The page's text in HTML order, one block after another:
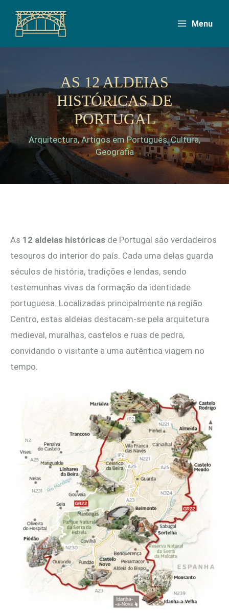
content
Menu
AS 12 ALDEIAS
HISTÓRICAS DE
PORTUGAL
Arquitectura,Artigos em Português,Cultura,
Geografia
As 12 aldeias históricas de Portugal são verdadeiros
tesouros do interior do país. Cada uma delas guarda
séculos de história, tradições e lendas, sendo
testemunhas vivas da formação da identidade
portuguesa. Localizadas principalmente na região
Centro, estas aldeias destacam-se pela arquitetura
medieval, muralhas, castelos e ruas de pedra,
convidando o visitante a uma autêntica viagem no
tempo.